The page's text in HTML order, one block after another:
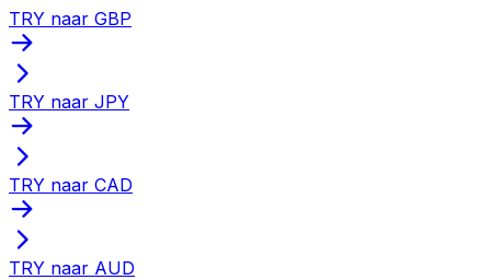
TRY naar GBP
TRY naar JPY
TRY naar CAD
TRY naar AUD